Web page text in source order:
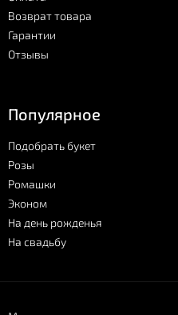
Возврат товара
Гарантии
Отзывы
Популярное
Подобрать букет
Розы
Ромашки
Эконом
На день рожденья
На свадьбу